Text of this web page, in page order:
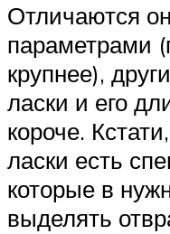
Отличаются
параметрами
крупнее),
ласки и его
короче.
ласки есть
которые в
выделять